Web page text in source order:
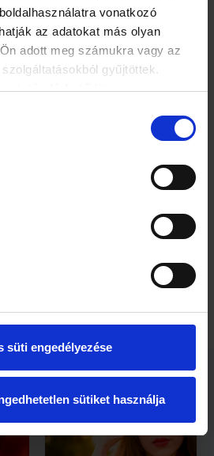
vonatkozó
az adatokat más olyan
adott meg számukra vagy az
gyűjtöttek.
elérhető itt.
süti engedélyezése
sütiket használja